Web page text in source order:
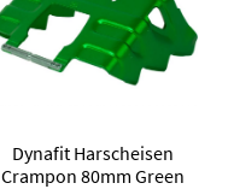
Dynafit Harscheisen
Crampon 80mm Green